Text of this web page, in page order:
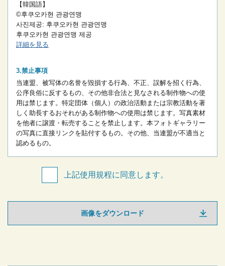
【韓国語】
©후쿠오카현 관광연맹
사진제공: 후쿠오카현 관광연맹
후쿠오카현 관광연맹 제공
詳細を見る
禁止事項
当連盟、被写体の名誉を毀損する行為、不正、誤解を招く行為、
公序良俗に反するもの、その他非合法と見なされる制作物への使
用は禁じます。 特定団体（個人）の政治活動または宗教活動を著
しく助長するおそれがある制作物への使用は禁じます。 写真素材
を他者に譲渡・転売することを禁止します。 本フォトギャラリー
の写真に直接リンクを貼付するもの。 その他、当連盟が不適当と
認めるもの。
上記使用規程に同意します。
画像をダウンロード